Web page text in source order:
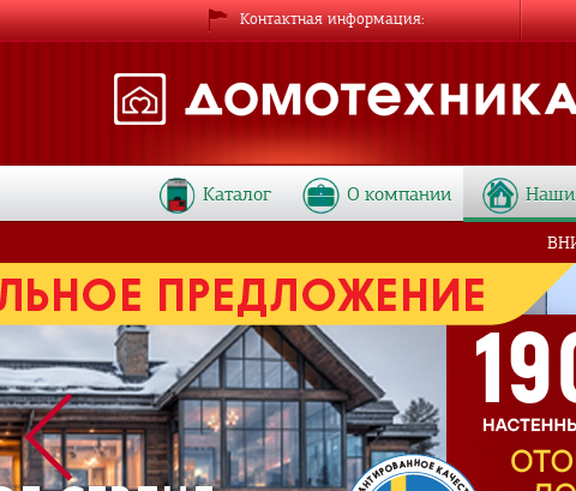
Каталог О компании Наши
Контактная информация